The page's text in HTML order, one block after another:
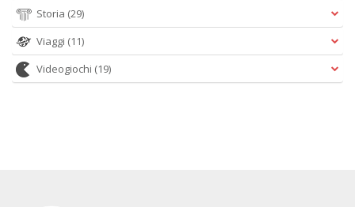
Storia (29)
Viaggi (11)
Videogiochi (19)